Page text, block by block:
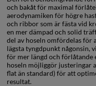
och bakåt för maximal
aerodynamiken för högre
och ribbor som är fästa vid
en mer dämpad och solid
del av hoseln omfördelas för
lägsta tyngdpunkt någonsin,
för mer längd och förlåtande
hoseln möjliggör justeringar
flat än standard) för att
resultat.